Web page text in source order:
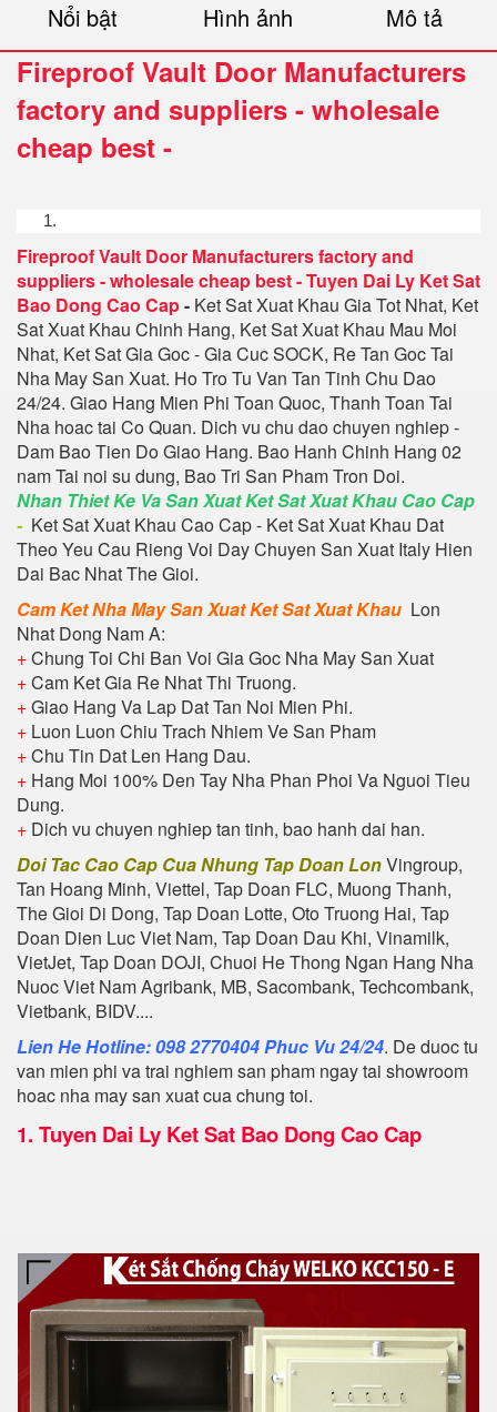
Nổi bật Hình ảnh Mô tả
Fireproof Vault Door Manufacturers
factory and suppliers - wholesale
cheap best -
Fireproof Vault Door Manufacturers factory and
suppliers - wholesale cheap best-Tuyen Dai Ly Ket Sat
Bao Dong Cao Cap- Ket Sat Xuat Khau Gia Tot Nhat, Ket
Sat Xuat Khau Chinh Hang, Ket Sat Xuat Khau Mau Moi
Nhat, Ket Sat Gia Goc - Gia Cuc SOCK, Re Tan Goc Tai
Nha May San Xuat. Ho Tro Tu Van Tan Tinh Chu Dao
24/24. Giao Hang Mien Phi Toan Quoc, Thanh Toan Tai
Nha hoac tai Co Quan. Dich vu chu dao chuyen nghiep -
Dam Bao Tien Do Giao Hang. Bao Hanh Chinh Hang 02
nam Tai noi su dung, Bao Tri San Pham Tron Doi.
Nhan Thiet Ke Va San Xuat Ket Sat Xuat Khau Cao Cap
- Ket Sat Xuat Khau Cao Cap - Ket Sat Xuat Khau Dat
Theo Yeu Cau Rieng Voi Day Chuyen San Xuat Italy Hien
Dai Bac Nhat The Gioi.
Cam Ket Nha May San Xuat Ket Sat Xuat Khau Lon
Nhat Dong Nam A:
+Chung Toi Chi Ban Voi Gia Goc Nha May San Xuat
+Cam Ket Gia Re Nhat Thi Truong.
+Giao Hang Va Lap Dat Tan Noi Mien Phi.
+ Luon Luon Chiu Trach Nhiem Ve San Pham
+Chu Tin Dat Len Hang Dau.
+ Hang Moi 100% Den Tay Nha Phan Phoi Va Nguoi Tieu
Dung.
+ Dich vu chuyen nghiep tan tinh, bao hanh dai han.
Doi Tac Cao Cap Cua Nhung Tap Doan LonVingroup,
Tan Hoang Minh, Viettel, Tap Doan FLC, Muong Thanh,
The Gioi Di Dong, Tap Doan Lotte, Oto Truong Hai, Tap
Doan Dien Luc Viet Nam, Tap Doan Dau Khi, Vinamilk,
VietJet, Tap Doan DOJI, Chuoi He Thong Ngan Hang Nha
Nuoc Viet Nam Agribank, MB, Sacombank, Techcombank,
Vietbank, BIDV....
Lien He Hotline: 098 2770404 Phuc Vu 24/24. De duoc tu
van mien phi va trai nghiem san pham ngay tai showroom
hoac nha may san xuat cua chung toi.
1. Tuyen Dai Ly Ket Sat Bao Dong Cao Cap